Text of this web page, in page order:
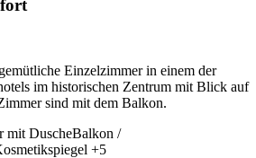
Einzelzimmer in einem der
im historischen Zentrum mit Blick auf
sind mit dem Balkon.
mit DuscheBalkon /
+5